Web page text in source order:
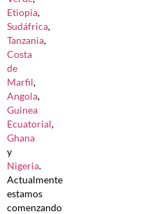
Etiopía,
Sudáfrica,
Tanzania,
Costa
de
Marfil,
Angola,
Guinea
Ecuatorial,
Ghana
y
Nigeria.
Actualmente
estamos
comenzando